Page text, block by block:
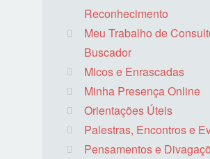
Reconhecimento
Meu Trabalho de
Buscador
Micos e Enrascadas
Minha Presença Online
Orientações Úteis
Palestras, Encontros e
Pensamentos e